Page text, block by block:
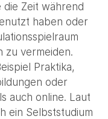
die Zeit während
haben oder
zu vermeiden.
Praktika,
oder
auch online. Laut
ein Selbststudium